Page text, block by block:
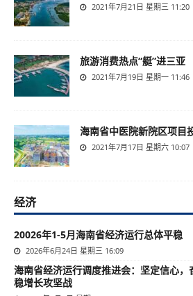
2021年7月21日 星期三 11:20
旅游消费热点“艇”进三亚
2021年7月19日 星期一 11:46
海南省中医院新院区项目
2021年7月17日 星期六 10:07
经济
20026年1-5月海南省经济运行总体平稳
2026年6月24日 星期三 16:09
海南省经济运行调度推进会：坚定信心
稳增长攻坚战